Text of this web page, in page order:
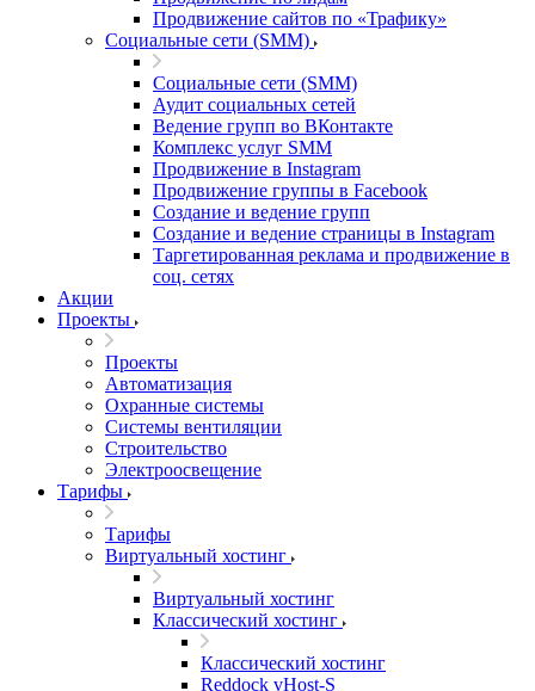
Продвижение сайтов по «Трафику»
Социальные сети (SMM)
Социальные сети (SMM)
Аудит социальных сетей
Ведение групп во ВКонтакте
Комплекс услуг SMM
Продвижение в Instagram
Продвижение группы в Facebook
Создание и ведение групп
Создание и ведение страницы в Instagram
Таргетированная реклама и продвижение в
соц. сетях
Акции
Проекты
Проекты
Автоматизация
Охранные системы
Системы вентиляции
Строительство
Электроосвещение
Тарифы
Тарифы
Виртуальный хостинг
Виртуальный хостинг
Классический хостинг
Классический хостинг
Reddock vHost-S